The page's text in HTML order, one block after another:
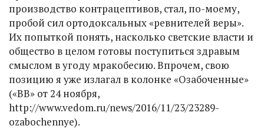
производство контрацептивов, стал, по-моему,
пробой сил ортодоксальных «ревнителей веры».
Их попыткой понять, насколько светские власти и
общество в целом готовы поступиться здравым
смыслом в угоду мракобесию. Впрочем, свою
позицию я уже излагал в колонке «Озабоченные»
(«ВВ» от 24 ноября,
http://www.vedom.ru/news/2016/11/23/23289-
ozabochennye).